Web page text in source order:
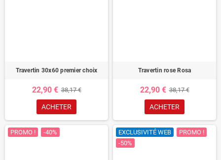
Travertin 30x60 premier choix
22,90 € 38,17 €
ACHETER
Travertin rose Rosa
22,90 € 38,17 €
ACHETER
PROMO ! -40% EXCLUSIVITÉ WEB
PROMO !
-50%